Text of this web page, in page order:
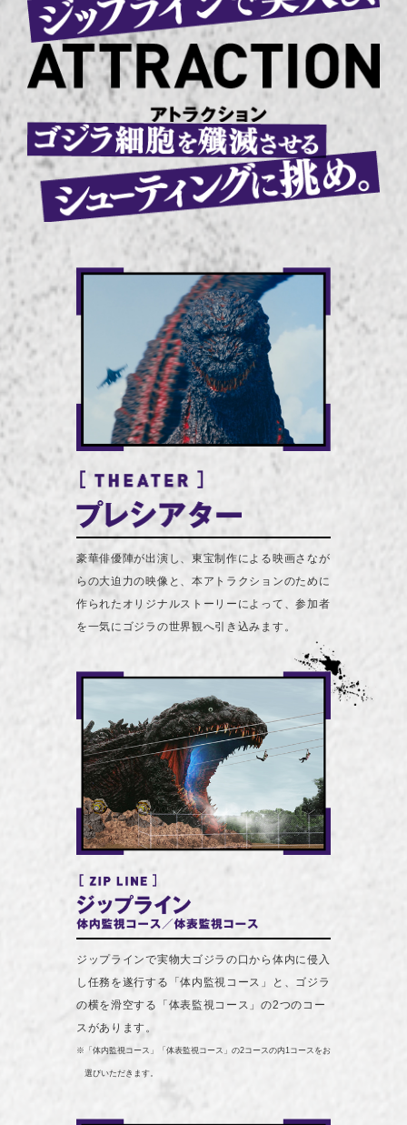
豪華俳優陣が出演し、東宝制作による映画さなが
らの大迫力の映像と、本アトラクションのために
作られたオリジナルストーリーによって、参加者
を一気にゴジラの世界観へ引き込みます。
ジップラインで実物大ゴジラの口から体内に侵入
し任務を遂行する「体内監視コース」と、ゴジラ
の横を滑空する「体表監視コース」の2つのコー
スがあります。
※「体内監視コース」「体表監視コース」の2コースの内1コースをお
選びいただきます。